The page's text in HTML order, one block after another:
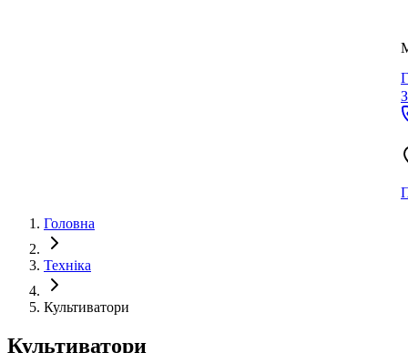
Головна
Техніка
Культиватори
Культиватори